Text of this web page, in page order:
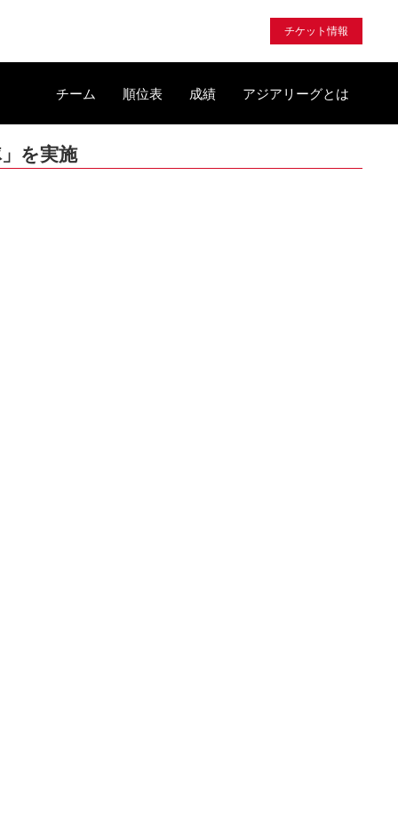
チケット情報
チーム 順位表 成績 アジアリーグとは
を実施